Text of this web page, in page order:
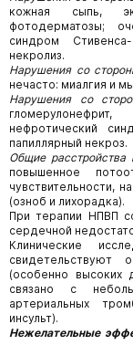
кожная сыпь,
фотодерматозы;
синдром
некролиз.
Нарушения со
нечасто: миалгия и
Нарушения со
нефротический
папиллярный некроз.
Общие
повышенное
чувствительности,
(озноб и лихорадка).
При терапии НПВП
сердечной
Клинические
(особенно высоких
связано с
артериальных
инсульт).
Нежелательные